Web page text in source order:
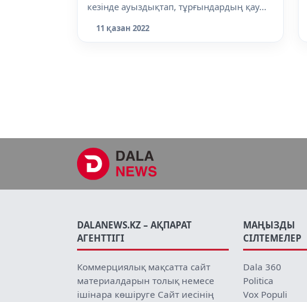
кезінде ауыздықтап, тұрғындардың қау...
11 қазан 2022
DALANEWS.KZ – АҚПАРАТ
АГЕНТТІГІ
Коммерциялық мақсатта сайт
материалдарын толық немесе
ішінара көшіруге Сайт иесінің
МАҢЫЗДЫ
СІЛТЕМЕЛЕР
Dala 360
Politica
Vox Populi